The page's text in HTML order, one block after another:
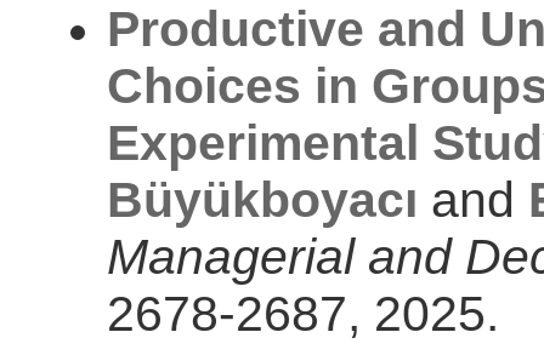
Productive and
Choices in
Experimental
Büyükboyacı and
Managerial and
2678-2687, 2025.